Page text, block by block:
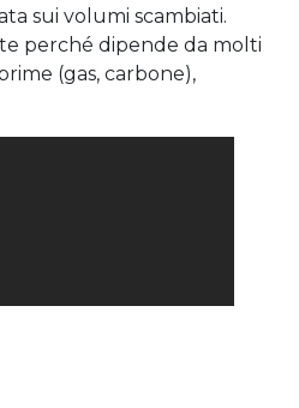
sui volumi scambiati.
perché dipende da molti
(gas, carbone),